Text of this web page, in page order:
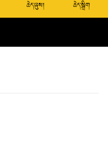
ཆེད་ཞུས། ཆེད་སྒྲིག